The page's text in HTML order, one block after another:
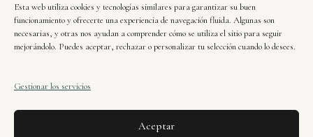
Esta web utiliza cookies y tecnologías similares para garantizar su buen
funcionamiento y ofrecerte una experiencia de navegación fluida. Algunas son
necesarias, y otras nos ayudan a comprender cómo se utiliza el sitio para seguir
mejorándolo. Puedes aceptar, rechazar o personalizar tu selección cuando lo desees.
Gestionar los servicios
Aceptar
Seguridad y Protección de Datos
Política de Cookies